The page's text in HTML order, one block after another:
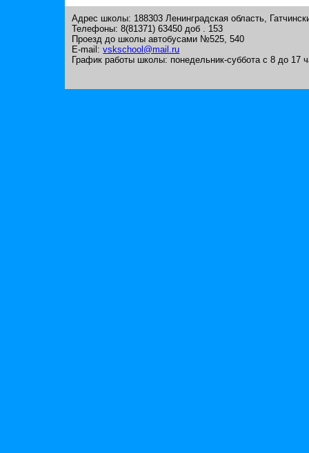
Адрес школы: 188303 Ленинградская область,
Телефоны: 8(81371) 63450 доб . 153
Проезд до школы автобусами №525, 540
E-mail:vskschool@mail.ru
График работы школы: понедельник-суббота с 8 до 17